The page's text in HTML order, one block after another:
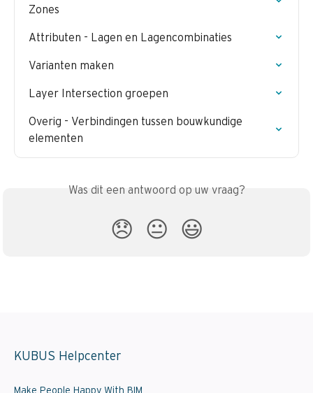
Zones
Attributen - Lagen en Lagencombinaties
Varianten maken
Layer Intersection groepen
Overig - Verbindingen tussen bouwkundige
elementen
Was dit een antwoord op uw vraag?
😞 😐 😃
KUBUS Helpcenter
Make People Happy With BIM